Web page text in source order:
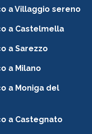
a Villaggio sereno
a Castelmella
a Sarezzo
a Milano
a Moniga del
a Castegnato